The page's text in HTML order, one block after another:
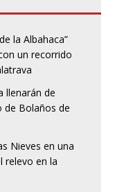
la Albahaca”
un recorrido
llenarán de
de Bolaños de
Nieves en una
relevo en la